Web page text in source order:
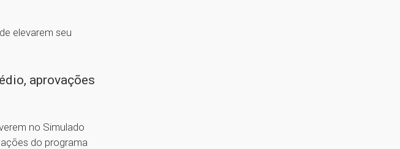
elevarem seu
aprovações
no Simulado
do programa